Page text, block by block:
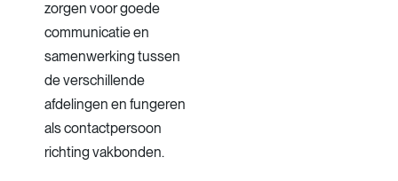
zorgen voor goede
communicatie en
samenwerking tussen
de verschillende
afdelingen en fungeren
als contactpersoon
richting vakbonden.